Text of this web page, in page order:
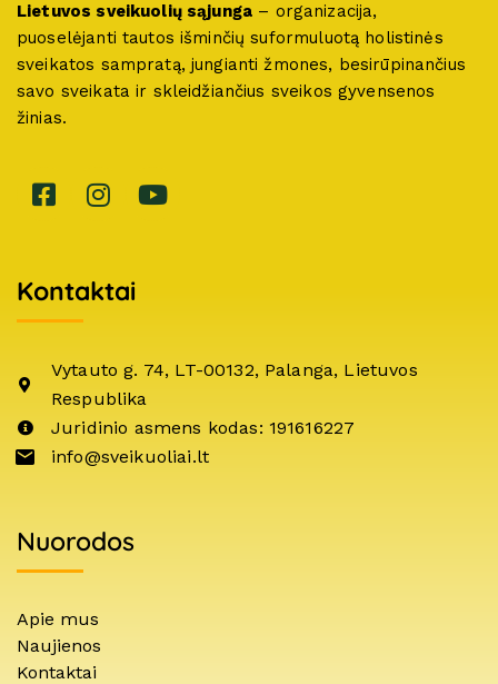
Lietuvos sveikuolių sąjunga – organizacija,
puoselėjanti tautos išminčių suformuluotą holistinės
sveikatos sampratą, jungianti žmones, besirūpinančius
savo sveikata ir skleidžiančius sveikos gyvensenos
žinias.
Kontaktai
Vytauto g. 74, LT-00132, Palanga, Lietuvos
Respublika
Juridinio asmens kodas: 191616227
info@sveikuoliai.lt
Nuorodos
Apie mus
Naujienos
Kontaktai